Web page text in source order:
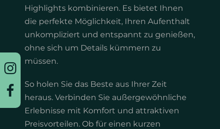
Highlights kombinieren. Es bietet Ihnen
die perfekte Möglichkeit, Ihren Aufenthalt
unkompliziert und entspannt zu genießen,
ohne sich um Details kümmern zu
müssen.
So holen Sie das Beste aus Ihrer Zeit
heraus. Verbinden Sie außergewöhnliche
Erlebnisse mit Komfort und attraktiven
Preisvorteilen. Ob für einen kurzen